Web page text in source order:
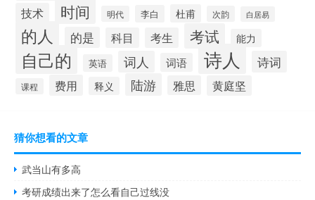
技术 时间 明代 李白 杜甫 次韵 白居易
的人 的是 科目 考生 考试 能力
自己的 英语 词人 词语 诗人 诗词
课程 费用 释义 陆游 雅思 黄庭坚
猜你想看的文章
武当山有多高
考研成绩出来了怎么看自己过线没